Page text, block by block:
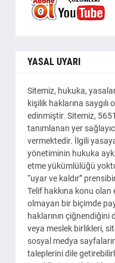
YASAL UYARI
Sitemiz, hukuka,
kişilik haklarına saygılı
edinmiştir. Sitemiz,
tanımlanan yer
vermektedir. İlgili
yönetiminin hukuka
etme yükümlülüğü
“uyar ve kaldır”
Telif hakkına konu olan
olmayan bir biçimde
haklarının
veya meslek birlikleri,
sosyal medya
taleplerini dile